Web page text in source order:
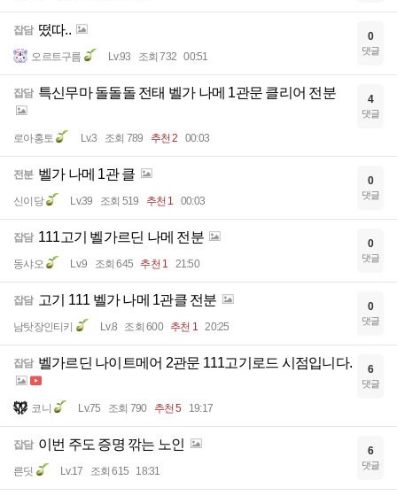
잡담 떴따..
오르트구름 Lv.93 조회 732 00:51
0
댓글
잡담 특신무마 돌돌돌 전태 벨가 나메 1관문 클리어 전분
로아홍토 Lv.3 조회 789 추천 2 00:03
4
댓글
전분 벨가 나메 1관 클
신이당 Lv.39 조회 519 추천 1 00:03
0
댓글
잡담 111고기 벨가르딘 나메 전분
동샤오 Lv.9 조회 645 추천 1 21:50
0
댓글
잡담 고기 111 벨가 나메 1관클 전분
남탓장인티키 Lv.8 조회 600 추천 1 20:25
0
댓글
잡담 벨가르딘 나이트메어 2관문 111고기로드 시점입니다.
코니 Lv.75 조회 790 추천 5 19:17
6
댓글
잡담 이번 주도 증명 깎는 노인
른딧 Lv.17 조회 615 18:31
6
댓글